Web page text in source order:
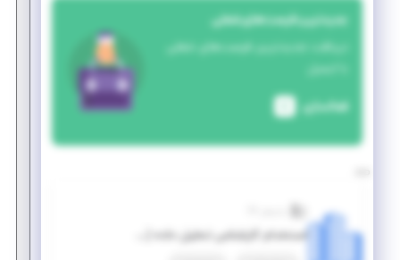
جدیدترین فرصت‌های شغلی
دریافت جدیدترین فرصت‌های شغلی
با ایمیل
فعالسازی